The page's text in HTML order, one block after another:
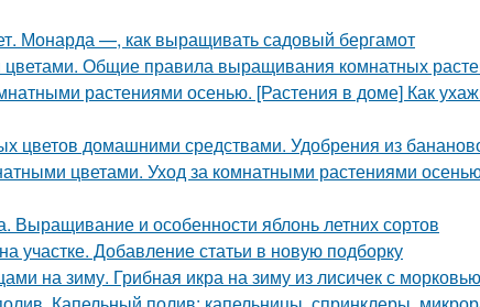
Монарда —, как выращивать садовый бергамот
цветами. Общие правила выращивания комнатных
растениями осенью. [Растения в доме] Как
цветов домашними средствами. Удобрения из
цветами. Уход за комнатными растениями
Выращивание и особенности яблонь летних сортов
участке. Добавление статьи в новую подборку
на зиму. Грибная икра на зиму из лисичек с